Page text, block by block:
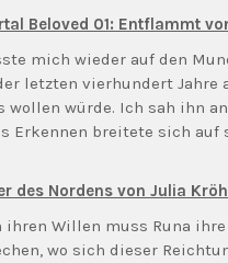
Beloved 01: Entflammt
mich wieder auf den
letzten vierhundert Jahre
wollen würde. Ich sah ihn
Erkennen breitete sich auf
des Nordens von Julia
ihren Willen muss Runa
wo sich dieser